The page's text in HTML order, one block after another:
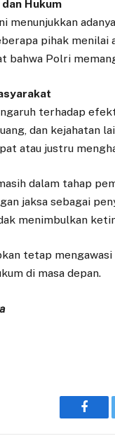
Hukum
menunjukkan
pihak menilai
bahwa Polri
terhadap
dan kejahatan
atau justru
dalam tahap
jaksa sebagai
menimbulkan
tetap
di masa depan.